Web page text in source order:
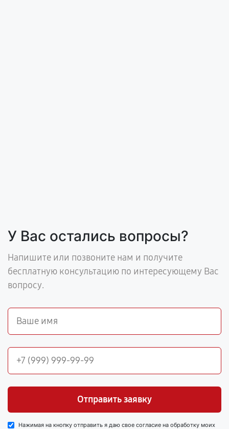
У Вас остались вопросы?
Напишите или позвоните нам и получите
бесплатную консультацию по интересующему Вас
вопросу.
Отправить заявку
Нажимая на кнопку отправить я даю свое согласие на обработку моих